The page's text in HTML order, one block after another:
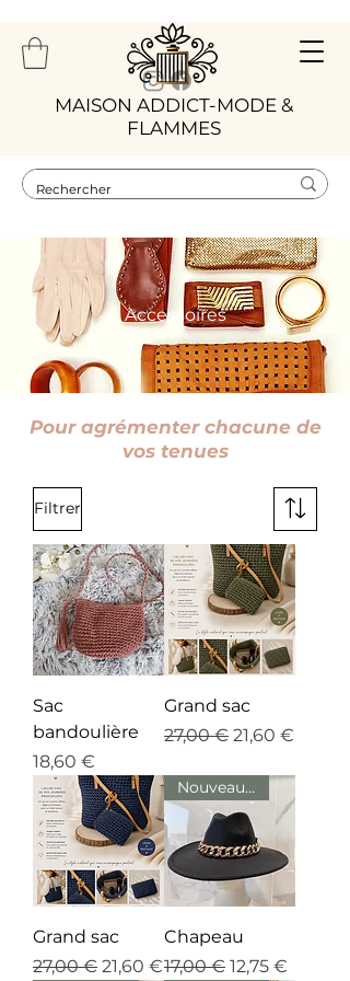
​MAISON ADDICT-MODE &
FLAMMES
Accessoires
Pour agrémenter chacune de
vos tenues
Filtrer
Sac
bandoulière
Prix
18,60 €
Grand sac
Prix original
27,00 € Prix
21,60 €
Grand sac
Prix original
27,00 € Prix promotionnel
21,60 €
Nouveauté
Chapeau
Prix original
17,00 € Prix
12,75 €